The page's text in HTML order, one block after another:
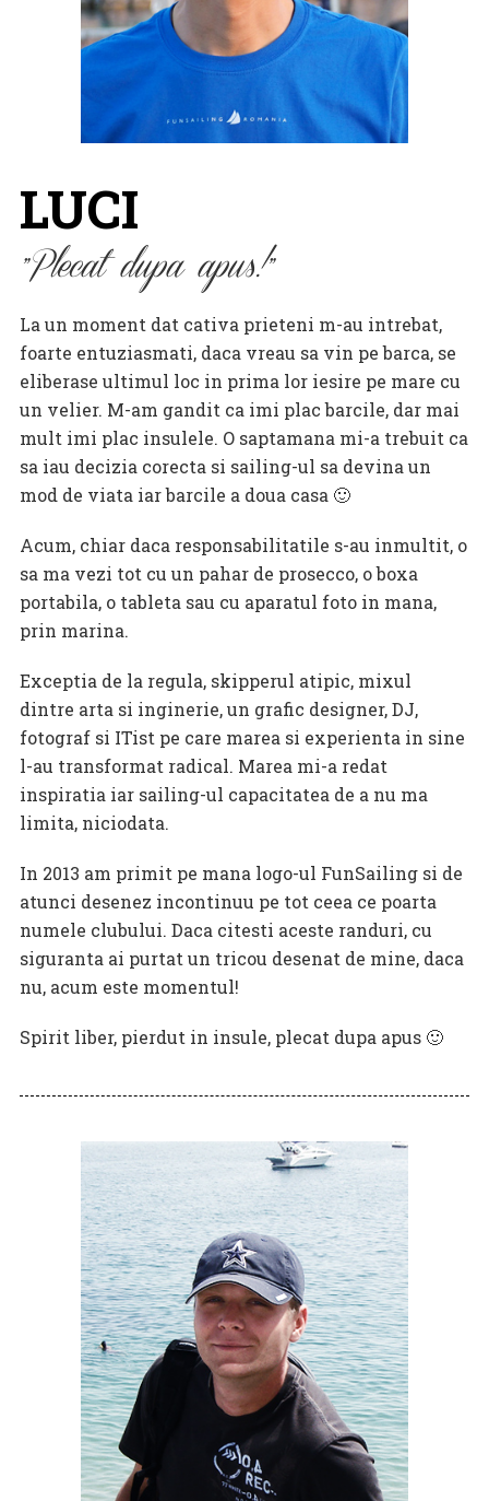
LUCI
Plecat dupa apus!
La un moment dat cativa prieteni m-au intrebat,
foarte entuziasmati, daca vreau sa vin pe barca, se
eliberase ultimul loc in prima lor iesire pe mare cu
un velier. M-am gandit ca imi plac barcile, dar mai
mult imi plac insulele. O saptamana mi-a trebuit ca
sa iau decizia corecta si sailing-ul sa devina un
mod de viata iar barcile a doua casa 🙂
Acum, chiar daca responsabilitatile s-au inmultit, o
sa ma vezi tot cu un pahar de prosecco, o boxa
portabila, o tableta sau cu aparatul foto in mana,
prin marina.
Exceptia de la regula, skipperul atipic, mixul
dintre arta si inginerie, un grafic designer, DJ,
fotograf si ITist pe care marea si experienta in sine
l-au transformat radical. Marea mi-a redat
inspiratia iar sailing-ul capacitatea de a nu ma
limita, niciodata.
In 2013 am primit pe mana logo-ul FunSailing si de
atunci desenez incontinuu pe tot ceea ce poarta
numele clubului. Daca citesti aceste randuri, cu
siguranta ai purtat un tricou desenat de mine, daca
nu, acum este momentul!
Spirit liber, pierdut in insule, plecat dupa apus 🙂